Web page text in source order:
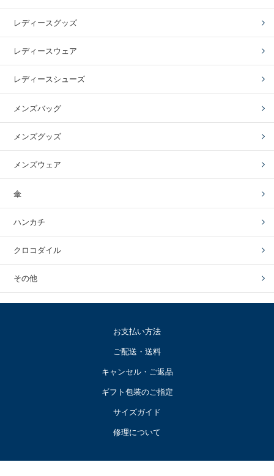
レディースグッズ
レディースウェア
レディースシューズ
メンズバッグ
メンズグッズ
メンズウェア
傘
ハンカチ
クロコダイル
その他
お支払い方法
ご配送・送料
キャンセル・ご返品
ギフト包装のご指定
サイズガイド
修理について